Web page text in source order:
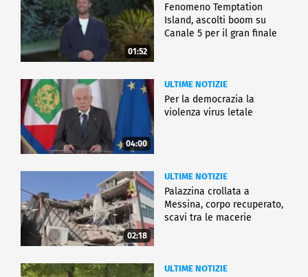
01:52
Fenomeno Temptation
Island, ascolti boom su
Canale 5 per il gran finale
04:00
ULTIME NOTIZIE
Per la democrazia la
violenza virus letale
02:18
ULTIME NOTIZIE
Palazzina crollata a
Messina, corpo recuperato,
scavi tra le macerie
ULTIME NOTIZIE